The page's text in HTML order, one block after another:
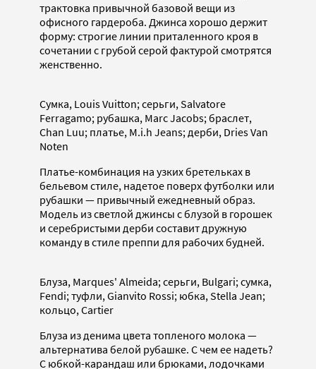
трактовка привычной базовой вещи из
офисного гардероба. Джинса хорошо держит
форму: строгие линии приталенного кроя в
сочетании с грубой серой фактурой смотрятся
женственно.
Сумка, Louis Vuitton; серьги, Salvatore
Ferragamo; рубашка, Marc Jacobs; браслет,
Chan Luu; платье, M.i.h Jeans; дерби, Dries Van
Noten
Платье-комбинация на узких бретельках в
бельевом стиле, надетое поверх футболки или
рубашки — привычный ежедневный образ.
Модель из светлой джинсы с блузой в горошек
и серебристыми дерби составит дружную
команду в стиле преппи для рабочих будней.
Блуза, Marques' Almeida; серьги, Bulgari; сумка,
Fendi; туфли, Gianvito Rossi; юбка, Stella Jean;
кольцо, Cartier
Блуза из денима цвета топленого молока —
альтернатива белой рубашке. С чем ее надеть?
С юбкой-карандаш или брюками, лодочками